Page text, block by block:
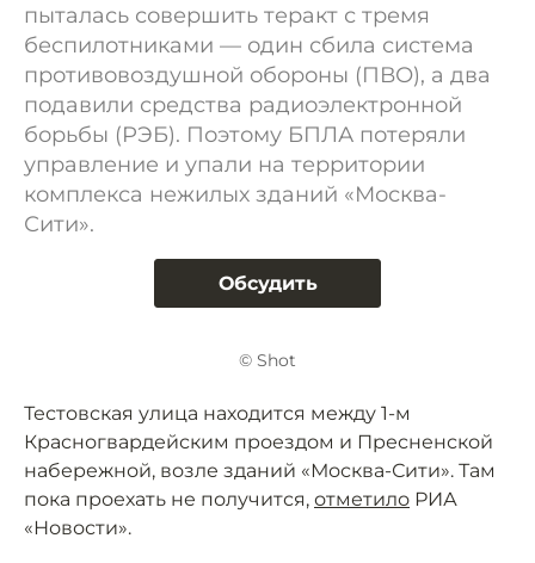
пыталась совершить теракт с тремя
беспилотниками — один сбила система
противовоздушной обороны (ПВО), а два
подавили средства радиоэлектронной
борьбы (РЭБ). Поэтому БПЛА потеряли
управление и упали на территории
комплекса нежилых зданий «Москва-
Сити».
Обсудить
© Shot
Тестовская улица находится между 1-м
Красногвардейским проездом и Пресненской
набережной, возле зданий «Москва-Сити». Там
пока проехать не получится, отметило РИА
«Новости».